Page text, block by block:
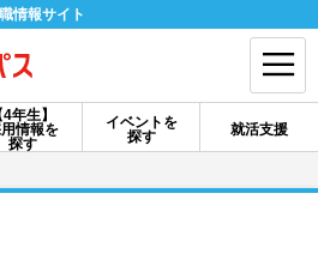
情報サイト
4年生】
情報を
探す
イベントを
探す
就活支援
ログイン